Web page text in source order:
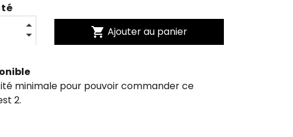
shopping_cart Ajouter au panier
minimale pour pouvoir commander ce
2.